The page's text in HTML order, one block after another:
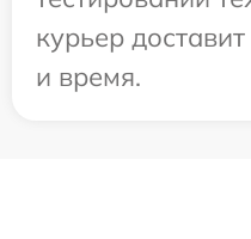
курьер
и время.